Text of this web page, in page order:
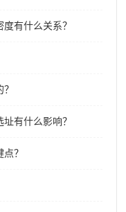
有什么关系？
有什么影响？
？